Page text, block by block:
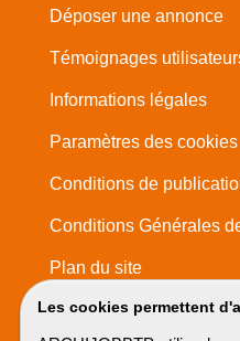
Les cookies permettent
Déposer une annonce
Témoignages
Informations légales
Paramètres des cookies
Conditions de
Conditions Générales
Plan du site